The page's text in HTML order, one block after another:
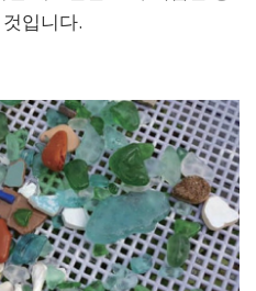
입니다.